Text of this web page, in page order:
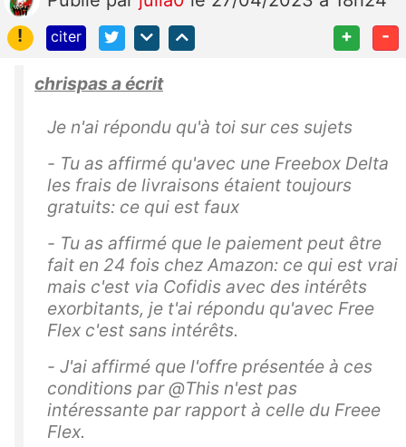
!
citer + -
chrispas a écrit
Je n'ai répondu qu'à toi sur ces sujets
- Tu as affirmé qu'avec une Freebox Delta
les frais de livraisons étaient toujours
gratuits: ce qui est faux
- Tu as affirmé que le paiement peut être
fait en 24 fois chez Amazon: ce qui est vrai
mais c'est via Cofidis avec des intérêts
exorbitants, je t'ai répondu qu'avec Free
Flex c'est sans intérêts.
- J'ai affirmé que l'offre présentée à ces
conditions par @This n'est pas
intéressante par rapport à celle du Freee
Flex.